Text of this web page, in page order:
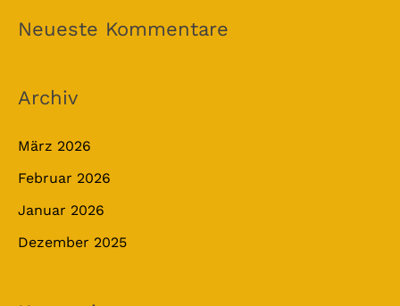
Neueste Kommentare
Archiv
März 2026
Februar 2026
Januar 2026
Dezember 2025